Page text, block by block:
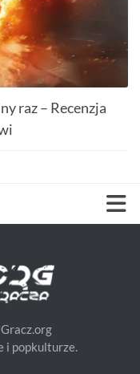
raz – Recenzja
i popkulturze.